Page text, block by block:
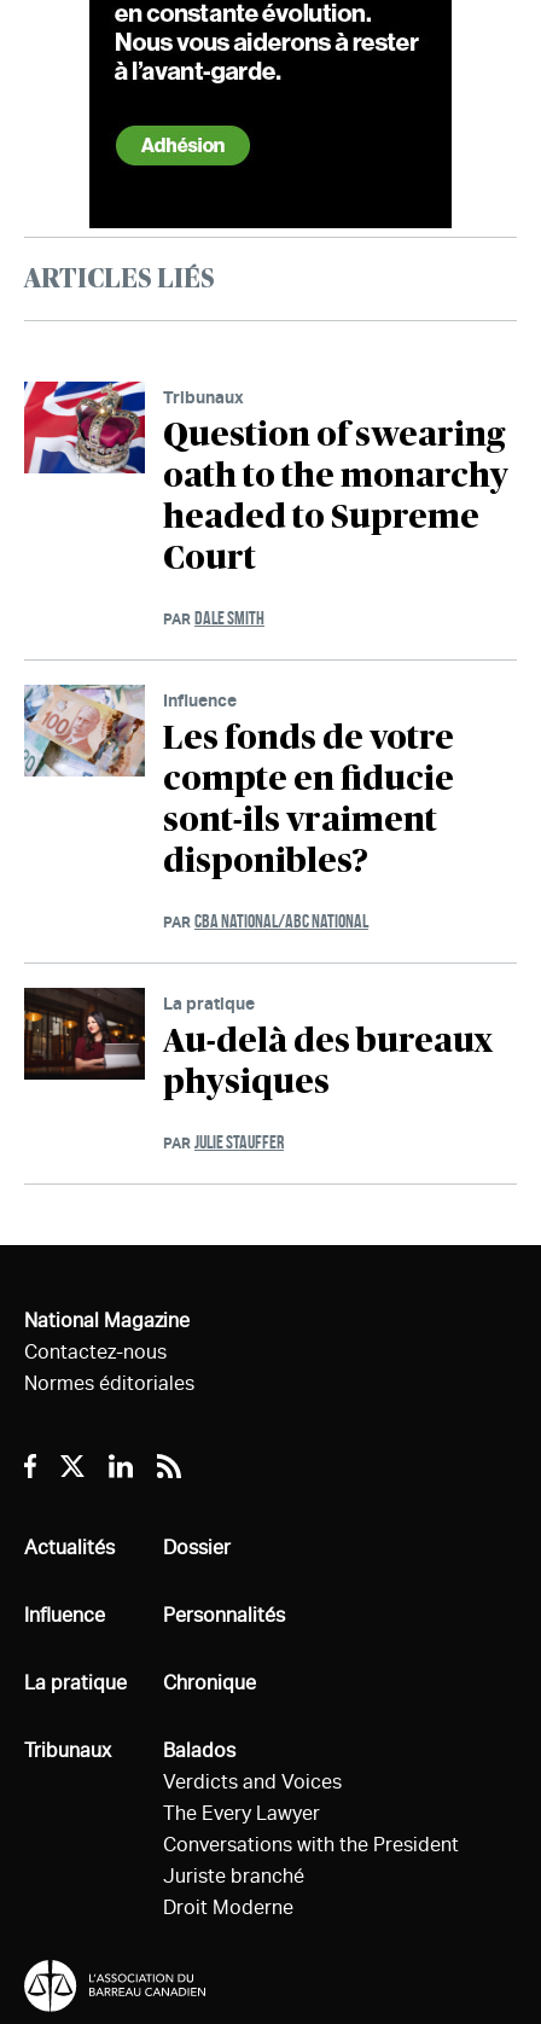
ARTICLES LIÉS
Tribunaux
Question of swearing
oath to the monarchy
headed to Supreme
Court
PAR DALE SMITH
Influence
Les fonds de votre
compte en fiducie
sont-ils vraiment
disponibles?
PAR CBA NATIONAL/ABC NATIONAL
La pratique
Au-delà des bureaux
physiques
PAR JULIE STAUFFER
National Magazine
Contactez-nous
Normes éditoriales
Facebook
TwitterLinkedin
RSS
Tous
Actualités
Tous
Influence
Tous
La pratique
Tous
Tribunaux
Tous
Dossier
Tous
Personnalités
Tous
Chronique
Tous
Balados
Verdicts and Voices
The Every Lawyer
Conversations with the President
Juriste branché
Droit Moderne